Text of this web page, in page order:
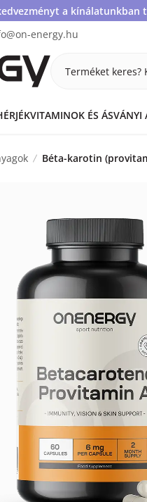
a
energy.hu
Terméket
VITAMINOK ÉS ÁSVÁNYI
Béta-karotin